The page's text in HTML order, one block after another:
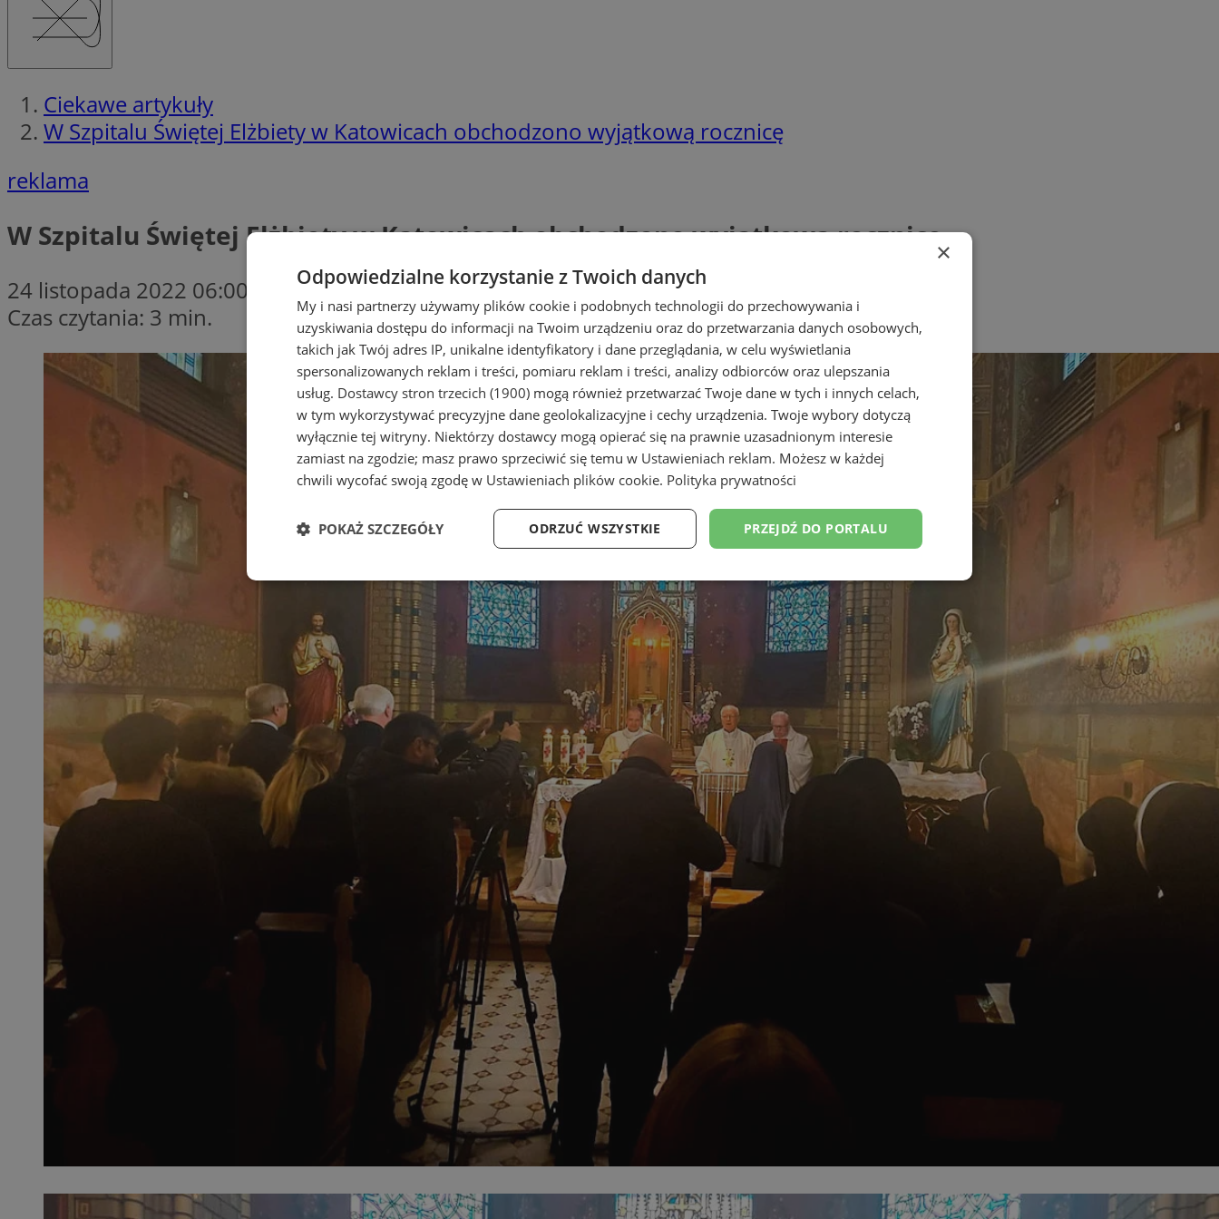
Ciekawe artykuły
W Szpitalu Świętej Elżbiety w Katowicach obchodzono wyjątkową rocznicę
reklama
W Szpitalu Świętej Elżbiety w Katowicach obchodzono wyjątkową rocznicę
24 listopada 2022 06:00
Czas czytania: 3 min.
×
Odpowiedzialne korzystanie z Twoich danych
My i nasi partnerzy używamy plików cookie i podobnych technologii do przechowywania i
uzyskiwania dostępu do informacji na Twoim urządzeniu oraz do przetwarzania danych osobowych,
takich jak Twój adres IP, unikalne identyfikatory i dane przeglądania, w celu wyświetlania
spersonalizowanych reklam i treści, pomiaru reklam i treści, analizy odbiorców oraz ulepszania
usług. Dostawcy stron trzecich (1900) mogą również przetwarzać Twoje dane w tych i innych celach,
w tym wykorzystywać precyzyjne dane geolokalizacyjne i cechy urządzenia. Twoje wybory dotyczą
wyłącznie tej witryny. Niektórzy dostawcy mogą opierać się na prawnie uzasadnionym interesie
zamiast na zgodzie; masz prawo sprzeciwić się temu w Ustawieniach reklam. Możesz w każdej
chwili wycofać swoją zgodę w Ustawieniach plików cookie. Polityka prywatności
PRZEJDŹ DO PORTALU
ODRZUĆ WSZYSTKIE
POKAŻ SZCZEGÓŁY
Niezbędne Wydajność Targetowanie Funkcjonalność Niesklasyfikowane
Niezbędne Wydajność Targetowanie Funkcjonalność Niesklasyfikowane
Niezbędne pliki cookie umożliwiają korzystanie z podstawowych funkcji strony internetowej, takich jak logowanie użytkownika i
zarządzanie kontem. Bez niezbędnych plików cookie nie można prawidłowo korzystać ze strony internetowej.
Provider
Domena
Okres
przechowywania
mojekatowice.pl
Ten plik cookie przechowuje identyfikator sesji.
mojekatowice.pl
Ten plik cookie przechowuje identyfikator sesji.
MvSessID
mojekatowice.pl
Ten plik cookie przechowuje identyfikator sesji.
Cloudflare Inc.
.temu.com
Ten plik cookie służy do rozróżniania ludzi i botów.
Jest to korzystne dla strony internetowej, ponieważ
umożliwia tworzenie ważnych raportów na temat
korzystania z jej witryny internetowej.
VISITOR_PRIVACY_METADATA
YouTube
.youtube.com
Ten plik cookie przechowuje informacje o zgodzie
użytkownika oraz jego preferencjach dotyczących
prywatności podczas korzystania z witryny. Rejestruje
wybory dotyczące polityki prywatności i ustawień
zgody, zapewniając ich przestrzeganie w kolejnych
wizytach. Dzięki temu użytkownik nie musi ponownie
konfigurować swoich preferencji, co zwiększa wygodę
i zgodność z regulacjami ochrony danych.
Cloudflare Inc.
.twitter.com
29 minut 53
sekundy
Ten plik cookie służy do rozróżniania ludzi i botów.
Jest to korzystne dla strony internetowej, ponieważ
CookieScript
mojekatowice.pl
Script.com do zapamiętywania preferencji
działał poprawnie.
Google Privacy Policy